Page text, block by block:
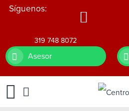
Síguenos:
319 748 8072
Asesor